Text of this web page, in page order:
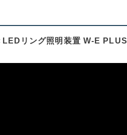
LEDリング照明装置 W-E PLUS